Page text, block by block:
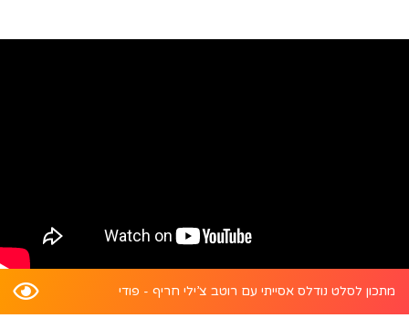
מתכון לסלט נודלס אסייתי עם רוטב צ’ילי חריף - פודי